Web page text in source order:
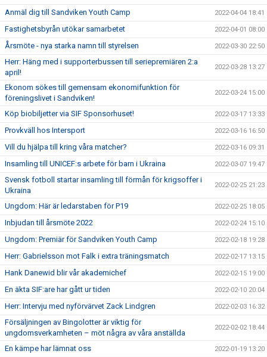
Anmäl dig till Sandviken Youth Camp 2022-04-04 18:41
Fastighetsbyrån utökar samarbetet 2022-04-01 08:00
Årsmöte - nya starka namn till styrelsen 2022-03-30 22:50
Herr: Häng med i supporterbussen till seriepremiären 2:a
april!
2022-03-28 13:27
Ekonom sökes till gemensam ekonomifunktion för
föreningslivet i Sandviken!
2022-03-24 15:00
Köp biobiljetter via SIF Sponsorhuset! 2022-03-17 13:33
Provkväll hos Intersport 2022-03-16 16:50
Vill du hjälpa till kring våra matcher? 2022-03-16 09:31
Insamling till UNICEF:s arbete för barn i Ukraina 2022-03-07 19:47
Svensk fotboll startar insamling till förmån för krigsoffer i
Ukraina
2022-02-25 21:23
Ungdom: Här är ledarstaben för P19 2022-02-25 18:05
Inbjudan till årsmöte 2022 2022-02-24 15:10
Ungdom: Premiär för Sandviken Youth Camp 2022-02-18 19:28
Herr: Gabrielsson mot Falk i extra träningsmatch 2022-02-17 13:15
Hank Danewid blir vår akademichef 2022-02-15 19:00
En äkta SIF:are har gått ur tiden 2022-02-10 20:04
Herr: Intervju med nyförvärvet Zack Lindgren 2022-02-03 16:32
Försäljningen av Bingolotter är viktig för
ungdomsverkamheten – möt några av våra anställda
2022-02-02 18:44
En kämpe har lämnat oss 2022-01-19 13:20